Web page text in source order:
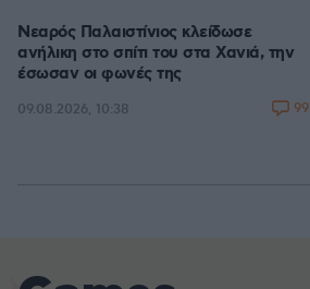
Νεαρός Παλαιστίνιος κλείδωσε
ανήλικη στο σπίτι του στα Χανιά, την
έσωσαν οι φωνές της
09.08.2026, 10:38 99